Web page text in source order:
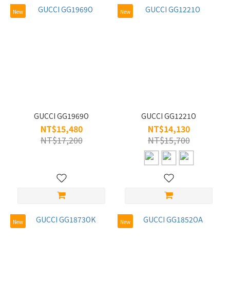
(16)
New
GUCCI GG1969O
NT$15,480
NT$17,200
New
GUCCI GG1221O
NT$14,130
NT$15,700
New New